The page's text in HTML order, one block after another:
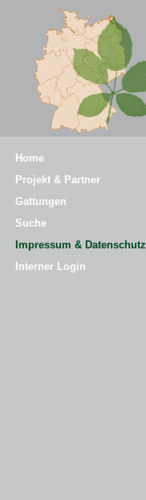
Home
Projekt & Partner
Gattungen
Suche
Impressum & Datenschutz
Interner Login